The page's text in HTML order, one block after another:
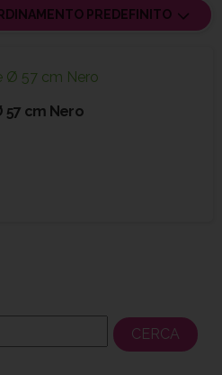
PREDEFINITO
57 cm Nero